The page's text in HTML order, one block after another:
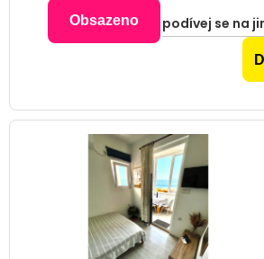
Obsazeno podívej se na